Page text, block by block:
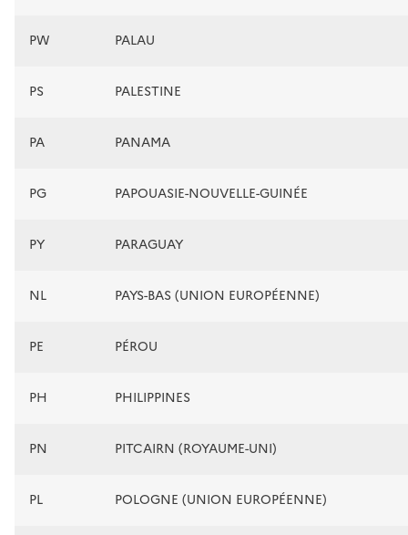
PW PALAU
PS PALESTINE
PA PANAMA
PG PAPOUASIE-NOUVELLE-GUINÉE
PY PARAGUAY
NL PAYS-BAS (UNION EUROPÉENNE)
PE PÉROU
PH PHILIPPINES
PN PITCAIRN (ROYAUME-UNI)
PL POLOGNE (UNION EUROPÉENNE)